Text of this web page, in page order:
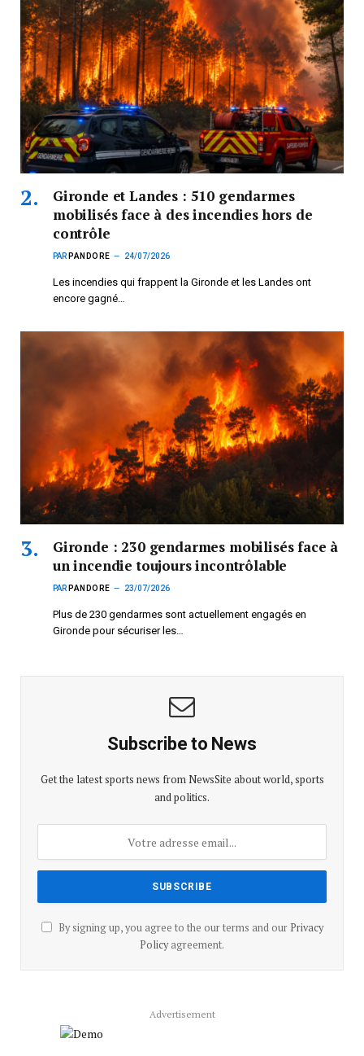
Gironde et Landes : 510 gendarmes
mobilisés face à des incendies hors de
contrôle
PAR PANDORE 24/07/2026
Les incendies qui frappent la Gironde et les Landes ont
encore gagné…
Gironde : 230 gendarmes mobilisés face à
un incendie toujours incontrôlable
PAR PANDORE 23/07/2026
Plus de 230 gendarmes sont actuellement engagés en
Gironde pour sécuriser les…
Subscribe to News
Get the latest sports news from NewsSite about world, sports
and politics.
By signing up, you agree to the our terms and our Privacy
Policyagreement.
Advertisement